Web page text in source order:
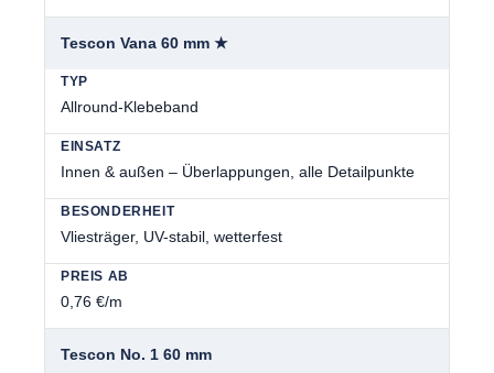
Tescon Vana 60 mm ★
Allround-Klebeband
Innen & außen – Überlappungen, alle Detailpunkte
Vliesträger, UV-stabil, wetterfest
0,76 €/m
Tescon No. 1 60 mm